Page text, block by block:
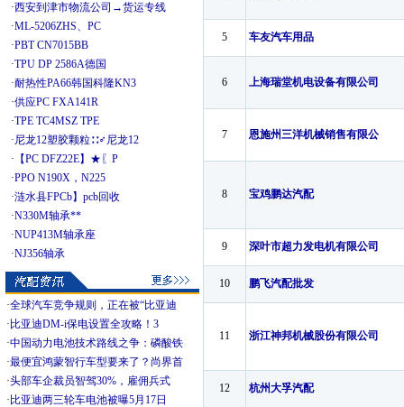
·西安到津市物流公司→货运专线
·ML-5206ZHS、PC
·PBT CN7015BB
·TPU DP 2586A德国
·耐热性PA66韩国科隆KN3
·供应PC FXA141R
·TPE TC4MSZ TPE
·尼龙12塑胶颗粒∷♂尼龙12
· 【PC DFZ22E】★〖P
·PPO N190X，N225
·涟水县FPCb】pcb回收
·N330M轴承**
·NUP413M轴承座
·NJ356轴承
·全球汽车竞争规则，正在被“比亚迪
· 比亚迪DM-i保电设置全攻略！3
·中国动力电池技术路线之争：磷酸铁
·最便宜鸿蒙智行车型要来了？尚界首
·头部车企裁员智驾30%，雇佣兵式
· 比亚迪两三轮车电池被曝5月17日
5 车友汽车用品
6 上海瑞堂机电设备有限公司
7 恩施州三洋机械销售有限公
8 宝鸡鹏达汽配
9 深叶市超力发电机有限公司
10 鹏飞汽配批发
11 浙江神邦机械股份有限公司
12 杭州大孚汽配